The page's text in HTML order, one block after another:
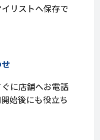
リストへ保存で
に店舗へお電話
始後にも役立ち